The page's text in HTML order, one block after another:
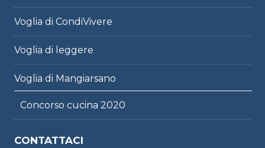
Voglia di CondiVivere
Voglia di leggere
Voglia di Mangiarsano
Concorso cucina 2020
CONTATTACI